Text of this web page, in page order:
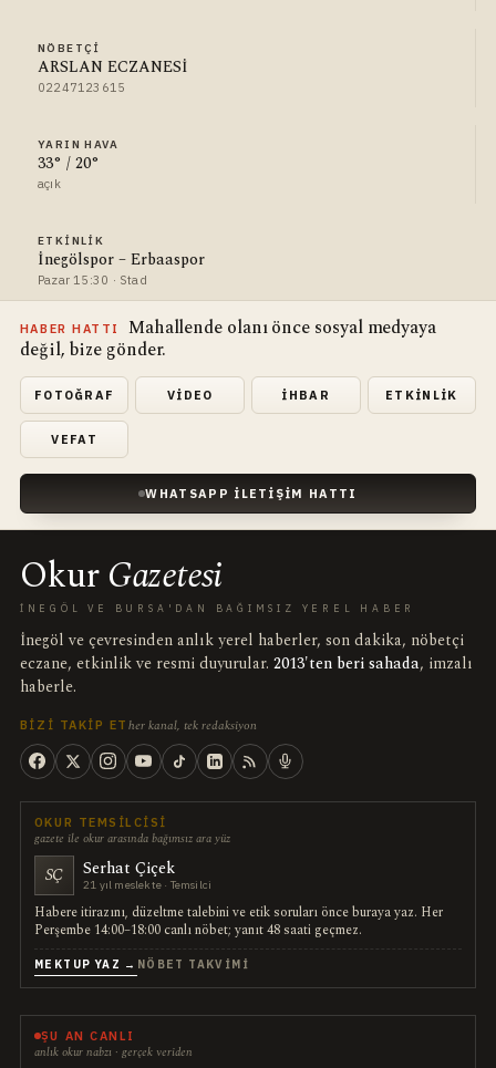
NÖBETÇI
ARSLAN ECZANESİ
02247123615
YARIN HAVA
33° / 20°
açık
ETKINLIK
İnegölspor – Erbaaspor
Pazar 15:30 · Stad
HABER HATTI
Mahallende olanı önce sosyal medyaya
değil, bize gönder.
FOTOĞRAF VIDEO İHBAR ETKINLIK
VEFAT
WHATSAPP İLETIŞIM HATTI
OkurGazetesi
İNEGÖL VE BURSA'DAN BAĞIMSIZ YEREL HABER
İnegöl ve çevresinden anlık yerel haberler, son dakika, nöbetçi
eczane, etkinlik ve resmi duyurular. 2013'ten beri sahada, imzalı
haberle.
BIZI TAKIP ET her kanal, tek redaksiyon
OKUR TEMSILCISI
gazete ile okur arasında bağımsız ara yüz
SÇ Serhat Çiçek
21 yıl meslekte · Temsilci
Habere itirazını, düzeltme talebini ve etik soruları önce buraya yaz. Her
Perşembe 14:00–18:00 canlı nöbet; yanıt 48 saati geçmez.
MEKTUP YAZ → NÖBET TAKVIMI
ŞU AN CANLI
anlık okur nabzı · gerçek veriden